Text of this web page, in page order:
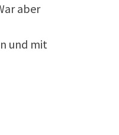
aber
und mit